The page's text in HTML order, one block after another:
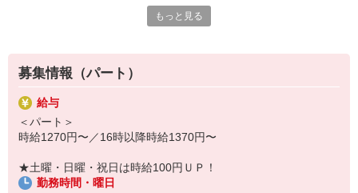
動きやすくカジュアルな服装◎（ジーパン可）
髪色自由◎（※場合によっては帽子着用）
まずはお気軽にお問合せください！
マミーマートで働くと、待遇もいっぱい！
パート・アルバイトの募集です！
＜お買い物優遇制度＞お仕事帰りにお得にお買いものして帰れま
す！
＜昇給あり＞能力と評価に応じて昇給あります。社員登用制度もあ
その他にも、
＜交通費支給＞＜制服貸与＞
もっと見る
募集情報（パート）
給与
＜パート＞
時給1270円〜／16時以降時給1370円〜
★土曜・日曜・祝日は時給100円ＵＰ！
勤務時間・曜日